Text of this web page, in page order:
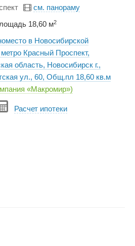
см. панораму
18,60 м2
в Новосибирской
Красный Проспект,
область, Новосибирск г.,
ул., 60, Общ.пл 18,60 кв.м
«Макромир»)
Расчет ипотеки